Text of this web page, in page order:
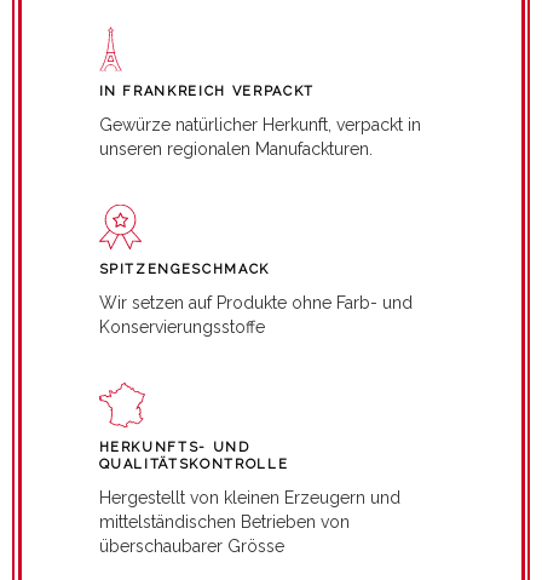
IN FRANKREICH VERPACKT
Gewürze natürlicher Herkunft, verpackt in
unseren regionalen Manufackturen.
SPITZENGESCHMACK
Wir setzen auf Produkte ohne Farb- und
Konservierungsstoffe
HERKUNFTS- UND
QUALITÄTSKONTROLLE
Hergestellt von kleinen Erzeugern und
mittelständischen Betrieben von
überschaubarer Grösse